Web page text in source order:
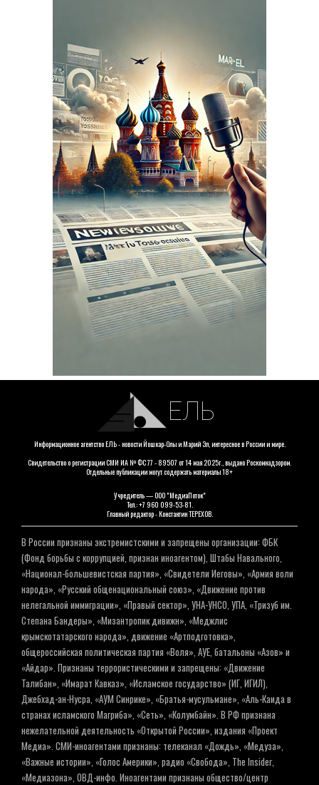
ЕЛЬ
Информационное агентство ЕЛЬ - новости Йошкар-Олы и Марий Эл, интересное в России и мире.
Свидетельство о регистрации СМИ ИА № ФС 77 - 89507 от 14 мая 2025г., выдано Роскомнадзором.
Отдельные публикации могут содержать материалы 18+
Учредитель — ООО "МедиаПоток"
Тел.: +7 960 099-53-81.
Главный редактор - Константин ТЕРЕХОВ.
В России признаны экстремистскими и запрещены организации: ФБК
(Фонд борьбы с коррупцией, признан иноагентом), Штабы Навального,
«Национал-большевистская партия», «Свидетели Иеговы», «Армия воли
народа», «Русский общенациональный союз», «Движение против
нелегальной иммиграции», «Правый сектор», УНА-УНСО, УПА, «Тризуб им.
Степана Бандеры», «Мизантропик дивижн», «Меджлис
крымскотатарского народа», движение «Артподготовка»,
общероссийская политическая партия «Воля», АУЕ, батальоны «Азов» и
«Айдар». Признаны террористическими и запрещены: «Движение
Талибан», «Имарат Кавказ», «Исламское государство» (ИГ, ИГИЛ),
Джебхад-ан-Нусра, «АУМ Синрике», «Братья-мусульмане», «Аль-Каида в
странах исламского Магриба», «Сеть», «Колумбайн». В РФ признана
нежелательной деятельность «Открытой России», издания «Проект
Медиа». СМИ-иноагентами признаны: телеканал «Дождь», «Медуза»,
«Важные истории», «Голос Америки», радио «Свобода», The Insider,
«Медиазона», ОВД-инфо. Иноагентами признаны общество/центр